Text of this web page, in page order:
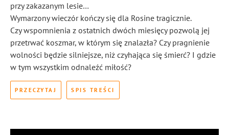
przy zakazanym lesie…
Wymarzony wieczór kończy się dla Rosine tragicznie.
Czy wspomnienia z ostatnich dwóch miesięcy pozwolą jej
przetrwać koszmar, w którym się znalazła? Czy pragnienie
wolności będzie silniejsze, niż czyhająca się śmierć? I gdzie
w tym wszystkim odnaleźć miłość?
PRZECZYTAJ SPIS TREŚCI